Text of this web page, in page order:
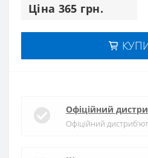
Цiна 365 грн.
Офіційний
Офіційний